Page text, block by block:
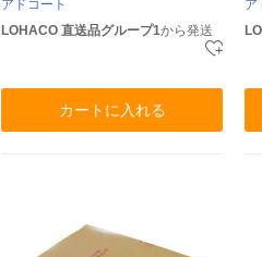
アドコート
LOHACO 直送品グループ1から発送
カートに入れる
ア